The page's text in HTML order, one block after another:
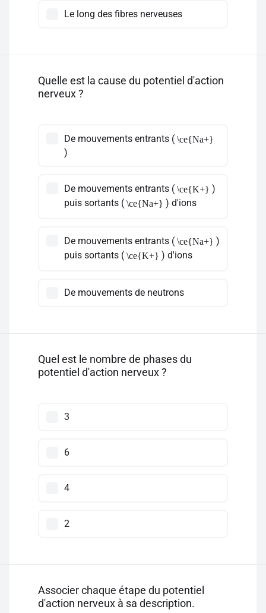
Le long des fibres nerveuses
Quelle est la cause du potentiel d'action
nerveux ?
De mouvements entrants ( \ce{Na+}
)
De mouvements entrants ( \ce{K+} )
puis sortants ( \ce{Na+} ) d'ions
De mouvements entrants ( \ce{Na+} )
puis sortants ( \ce{K+} ) d'ions
De mouvements de neutrons
Quel est le nombre de phases du
potentiel d'action nerveux ?
3
6
4
2
Associer chaque étape du potentiel
d'action nerveux à sa description.